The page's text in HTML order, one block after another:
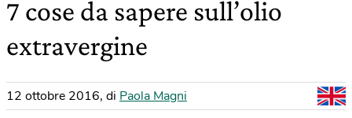
7 cose da sapere sull’olio
extravergine
12 ottobre 2016, di Paola Magni